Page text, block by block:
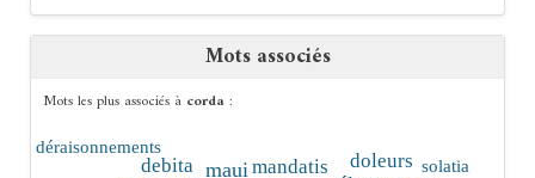
Mots associés
Mots les plus associés à corda:
maui mandatis
debita doleurs solatia
déraisonnements